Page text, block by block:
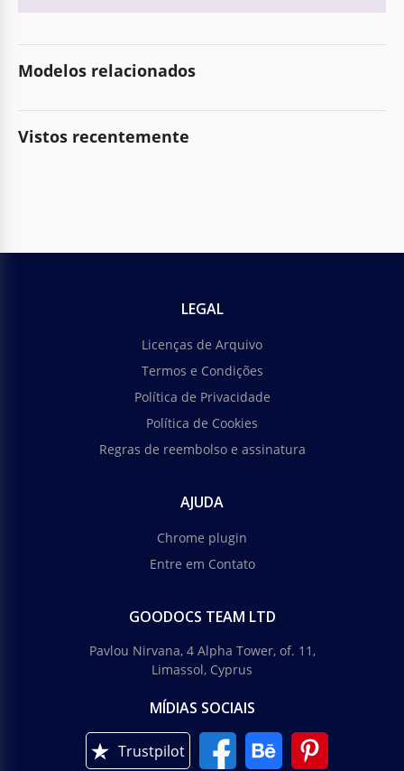
Modelos relacionados
Vistos recentemente
LEGAL
Licenças de Arquivo
Termos e Condições
Política de Privacidade
Política de Cookies
Regras de reembolso e assinatura
AJUDA
Chrome plugin
Entre em Contato
GOODOCS TEAM LTD
Pavlou Nirvana, 4 Alpha Tower, of. 11,
Limassol, Cyprus
MÍDIAS SOCIAIS
Trustpilot